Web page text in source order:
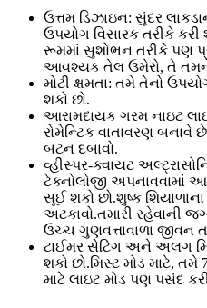
ઉત્તમ ડિઝાઇન: સુંદર
ઉપયોગ વિસારક તરીકે
રૂમમાં સુશોભન તરીકે પણ
આવશ્યક તેલ ઉમેરો, તે તમને
મોટી ક્ષમતા: તમે તેનો
શકો છો.
આરામદાયક ગરમ નાઇટ
રોમેન્ટિક વાતાવરણ બનાવે
બટન દબાવો.
વ્હીસ્પર-ક્વાયટ
ટેક્નોલોજી અપનાવવામાં
સૂઈ શકો છો.શુષ્ક
અટકાવો.તમારી
ઉચ્ચ ગુણવત્તાવાળા જીવન
ટાઈમર સેટિંગ અને અલગ
શકો છો.મિસ્ટ મોડ માટે,
માટે લાઇટ મોડ પણ પસંદ